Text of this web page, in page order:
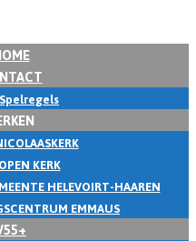
Spelregels
KERK
HELEVOIRT-HAAREN
EMMAUS